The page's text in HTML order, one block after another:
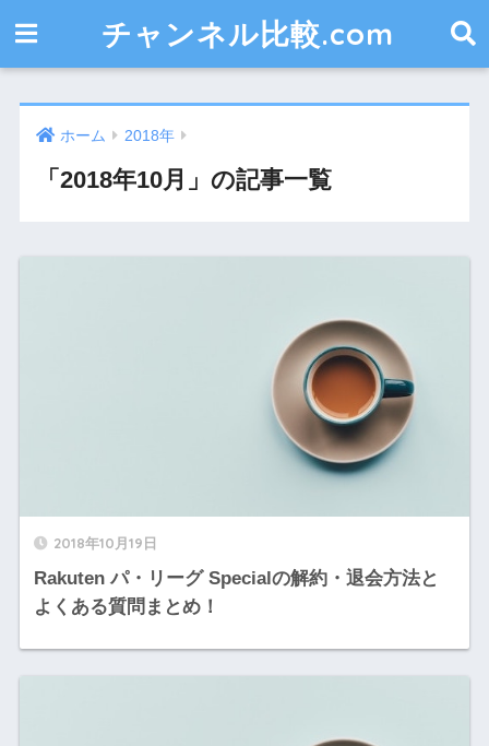
チャンネル比較.com
ホーム 2018年
「2018年10月」の記事一覧
2018年10月19日
Rakuten パ・リーグ Specialの解約・退会方法と
よくある質問まとめ！